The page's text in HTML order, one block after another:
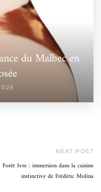
du Malbec en
NEXT POST
Forêt Ivre : immersion dans la cuisine
instinctive de Frédéric Molina